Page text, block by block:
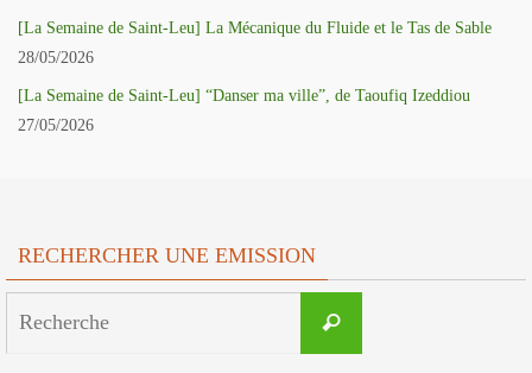
[La Semaine de Saint-Leu] La Mécanique du Fluide et le Tas de Sable
28/05/2026
[La Semaine de Saint-Leu] “Danser ma ville”, de Taoufiq Izeddiou
27/05/2026
RECHERCHER UNE EMISSION
Recherche